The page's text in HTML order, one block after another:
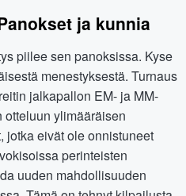
ja kunnia
piilee sen panoksissa. Kyse
menestyksestä. Turnaus
jalkapallon EM- ja MM-
ylimääräisen
jotka eivät ole onnistuneet
perinteisten
uuden mahdollisuuden